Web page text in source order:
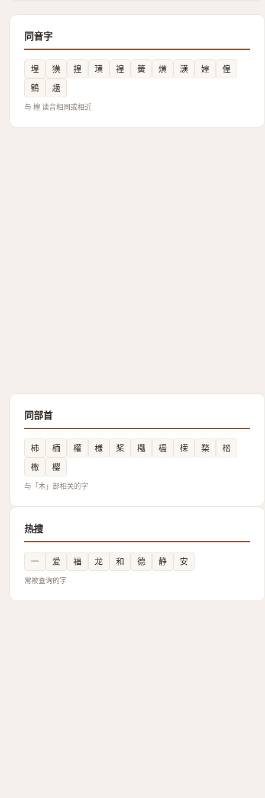
同音字
堭 獚 揘 璜 䄓 簧 熿 㶂 媓
偟
䳨
趪
与 楻 读音相同或相近
同部首
杮 栭 權 様 桨 槬 橀 㮠 楘
㭼
橵
樱
与「木」部相关的字
热搜
一 爱 福 龙 和 德 静 安
常被查询的字